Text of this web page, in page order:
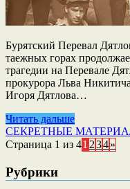
Бурятский Перевал
таежных горах
трагедии на Перевале
прокурора Льва
Игоря Дятлова…
Читать дальше
СЕКРЕТНЫЕ
Страница 1 из 41 234»
Рубрики